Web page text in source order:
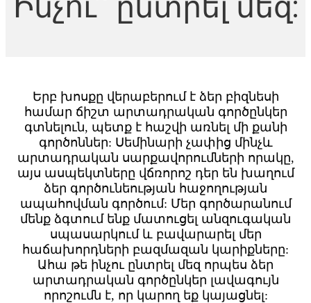
Երբ խոսքը վերաբերում է ձեր բիզնեսի
համար ճիշտ արտադրական գործընկեր
գտնելուն, պետք է հաշվի առնել մի քանի
գործոններ: Սեմինարի չափից մինչև
արտադրական սարքավորումների որակը,
այս ասպեկտները վճռորոշ դեր են խաղում
ձեր գործունեության հաջողության
ապահովման գործում: Մեր գործարանում
մենք ձգտում ենք մատուցել անզուգական
սպասարկում և բավարարել մեր
հաճախորդների բազմազան կարիքները:
Ահա թե ինչու ընտրել մեզ որպես ձեր
արտադրական գործընկեր լավագույն
որոշումն է, որ կարող եք կայացնել: